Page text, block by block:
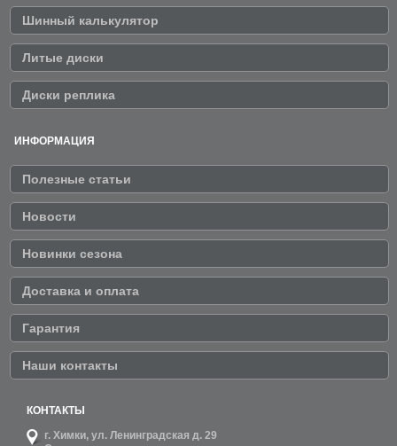
Шинный калькулятор
Литые диски
Диски реплика
ИНФОРМАЦИЯ
Полезные статьи
Новости
Новинки сезона
Доставка и оплата
Гарантия
Наши контакты
КОНТАКТЫ
г. Химки, ул. Ленинградская д. 29